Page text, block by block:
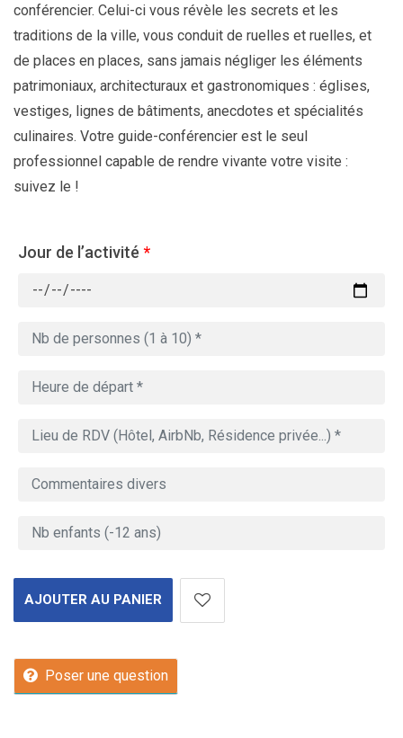
conférencier. Celui-ci vous révèle les secrets et les
traditions de la ville, vous conduit de ruelles et ruelles, et
de places en places, sans jamais négliger les éléments
patrimoniaux, architecturaux et gastronomiques : églises,
vestiges, lignes de bâtiments, anecdotes et spécialités
culinaires. Votre guide-conférencier est le seul
professionnel capable de rendre vivante votre visite :
suivez le !
Jour de l’activité *
AJOUTER AU PANIER
Poser une question